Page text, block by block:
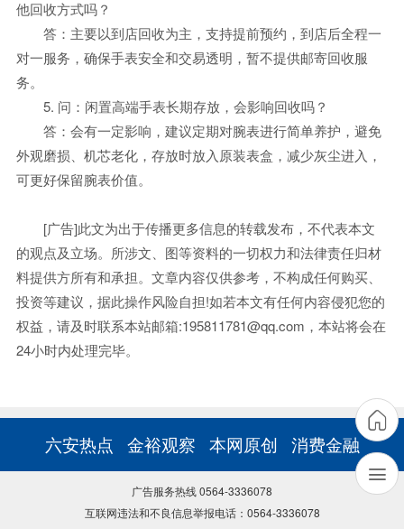
他回收方式吗？
答：主要以到店回收为主，支持提前预约，到店后全程一
对一服务，确保手表安全和交易透明，暂不提供邮寄回收服
务。
5. 问：闲置高端手表长期存放，会影响回收吗？
答：会有一定影响，建议定期对腕表进行简单养护，避免
外观磨损、机芯老化，存放时放入原装表盒，减少灰尘进入，
可更好保留腕表价值。
[广告]此文为出于传播更多信息的转载发布，不代表本文
的观点及立场。所涉文、图等资料的一切权力和法律责任归材
料提供方所有和承担。文章内容仅供参考，不构成任何购买、
投资等建议，据此操作风险自担!如若本文有任何内容侵犯您的
权益，请及时联系本站邮箱:195811781@qq.com，本站将会在
24小时内处理完毕。
六安热点 金裕观察 本网原创 消费金融
广告服务热线 0564-3336078
互联网违法和不良信息举报电话：0564-3336078